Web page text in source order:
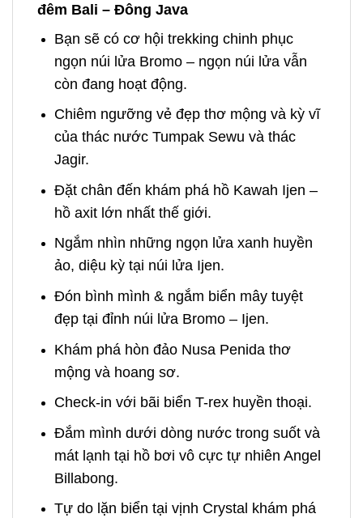
đêm Bali – Đông Java
Bạn sẽ có cơ hội trekking chinh phục
ngọn núi lửa Bromo – ngọn núi lửa vẫn
còn đang hoạt động.
Chiêm ngưỡng vẻ đẹp thơ mộng và kỳ vĩ
của thác nước Tumpak Sewu và thác
Jagir.
Đặt chân đến khám phá hồ Kawah Ijen –
hồ axit lớn nhất thế giới.
Ngắm nhìn những ngọn lửa xanh huyền
ảo, diệu kỳ tại núi lửa Ijen.
Đón bình mình & ngắm biển mây tuyệt
đẹp tại đỉnh núi lửa Bromo – Ijen.
Khám phá hòn đảo Nusa Penida thơ
mộng và hoang sơ.
Check-in với bãi biển T-rex huyền thoại.
Đắm mình dưới dòng nước trong suốt và
mát lạnh tại hồ bơi vô cực tự nhiên Angel
Billabong.
Tự do lặn biển tại vịnh Crystal khám phá